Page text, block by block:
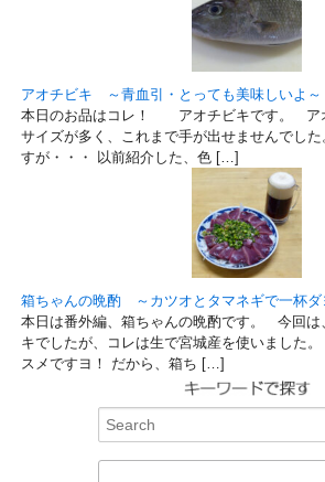
アオチビキ ～青血引・とっても美味しいよ～
本日のお品はコレ！ アオチビキです。 ア
サイズが多く、これまで手が出せませんでし
すが・・・ 以前紹介した、色 […]
箱ちゃんの晩酌 ～カツオとタマネギで一杯ダ
本日は番外編、箱ちゃんの晩酌です。 今回
キでしたが、コレは生で宮城産を使いました
スメですヨ！ だから、箱ち […]